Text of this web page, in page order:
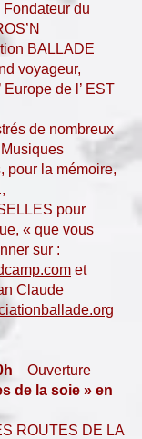
du
BALLADE
voyageur,
Europe de l’ EST
de nombreux
pour la mémoire,
pour
« que vous
sur :
et
Claude
Ouverture
de la soie » en
ROUTES DE LA